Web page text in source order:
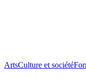
ArtsCulture et société